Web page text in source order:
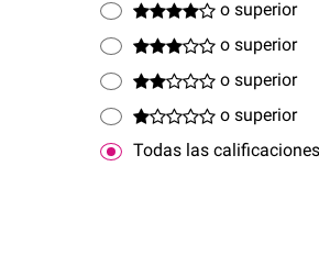
o superior
o superior
o superior
o superior
Todas las calificaciones